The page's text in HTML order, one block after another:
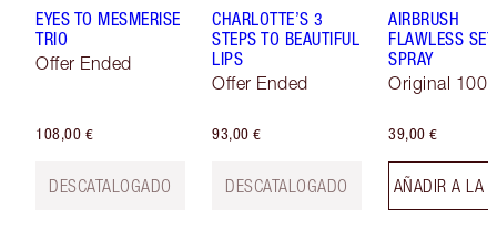
EYES TO MESMERISE
TRIO
Offer Ended
108,00 €
DESCATALOGADO
CHARLOTTE’S 3
STEPS TO BEAUTIFUL
LIPS
Offer Ended
93,00 €
DESCATALOGADO
AIRBRUSH
FLAWLESS
SPRAY
Original 100
39,00 €
AÑADIR A LA